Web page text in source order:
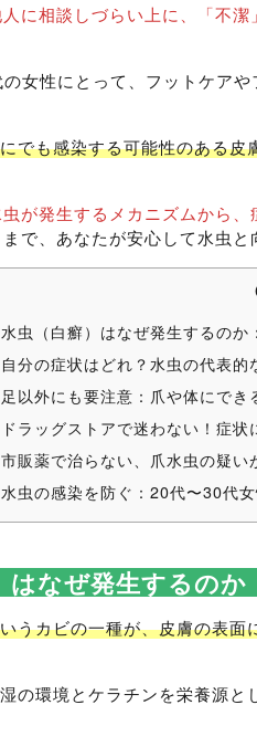
に相談しづらい上に、「不
女性にとって、フットケア
でも感染する可能性のある皮
虫が発生するメカニズムから
まで、あなたが安心して水虫
水虫（白癬）はなぜ発生するのか
自分の症状はどれ？水虫の代表的
足以外にも要注意：爪や体にでき
ドラッグストアで迷わない！症
市販薬で治らない、爪水虫の疑い
水虫の感染を防ぐ：20代〜30代
はなぜ発生するの
うカビの一種が、皮膚の表
の環境とケラチンを栄養源と